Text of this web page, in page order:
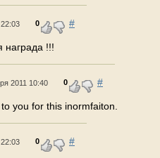
0 #
награда !!!
2011 10:40 0 #
you for this inormfaiton.
0 #